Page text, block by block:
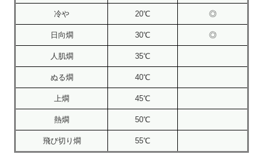
冷や 20℃ ◎
日向燗 30℃ ◎
人肌燗 35℃
ぬる燗 40℃
上燗 45℃
熱燗 50℃
飛び切り燗 55℃